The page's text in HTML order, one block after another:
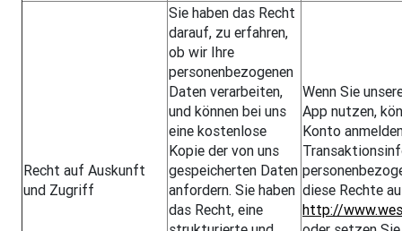
Recht auf Auskunft
und Zugriff
Sie haben das Recht
darauf, zu erfahren,
ob wir Ihre
personenbezogenen
Daten verarbeiten,
und können bei uns
eine kostenlose
Kopie der von uns
gespeicherten Daten
anfordern. Sie haben
das Recht, eine
Wenn Sie
App nutzen,
Konto
diese Rechte
http://